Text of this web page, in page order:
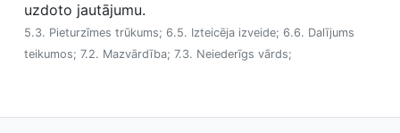
uzdoto jautājumu.
5.3. Pieturzīmes trūkums; 6.5. Izteicēja izveide; 6.6. Dalījums
teikumos; 7.2. Mazvārdība; 7.3. Neiederīgs vārds;